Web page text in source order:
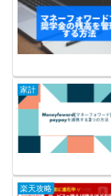
家計
楽天攻略